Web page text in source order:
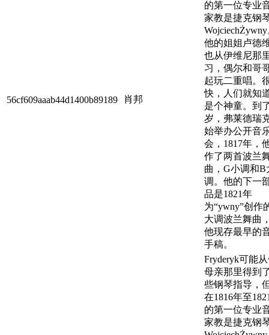
56cf609aaab44d1400b89189 肖邦
的第一位专业
家教是捷克钢
他的姐姐卢德
也从伊维尼那
习，偶尔和哥
起玩二重唱。
快，人们就知
是个神童。到
岁，弗莱德瑞
始举办公开音
会，1817年，
作了两首波兰
曲，G小调和B
调。他的下一
品是1821年
为“ywny”创作
大调波兰舞曲
他现存最早的
手稿。
Fryderyk可能
母亲那里得到
些钢琴指导，
在1816年至
的第一位专业
家教是捷克钢